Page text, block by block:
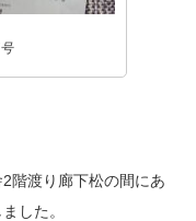
階渡り廊下松の間にあ
した。